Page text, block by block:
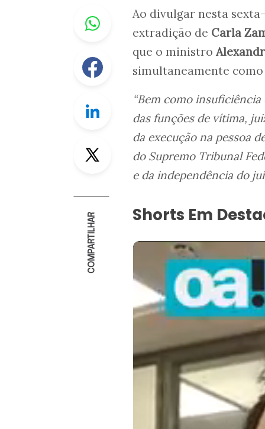
Whastapp
Facebook
Linkedin
Twitter
COMPARTILHAR
Ao divulgar nesta
extradição de Carla
que o ministro
simultaneamente como
“Bem como
das funções de vítima,
da execução na pessoa
do Supremo Tribunal
e da independência do
Shorts Em